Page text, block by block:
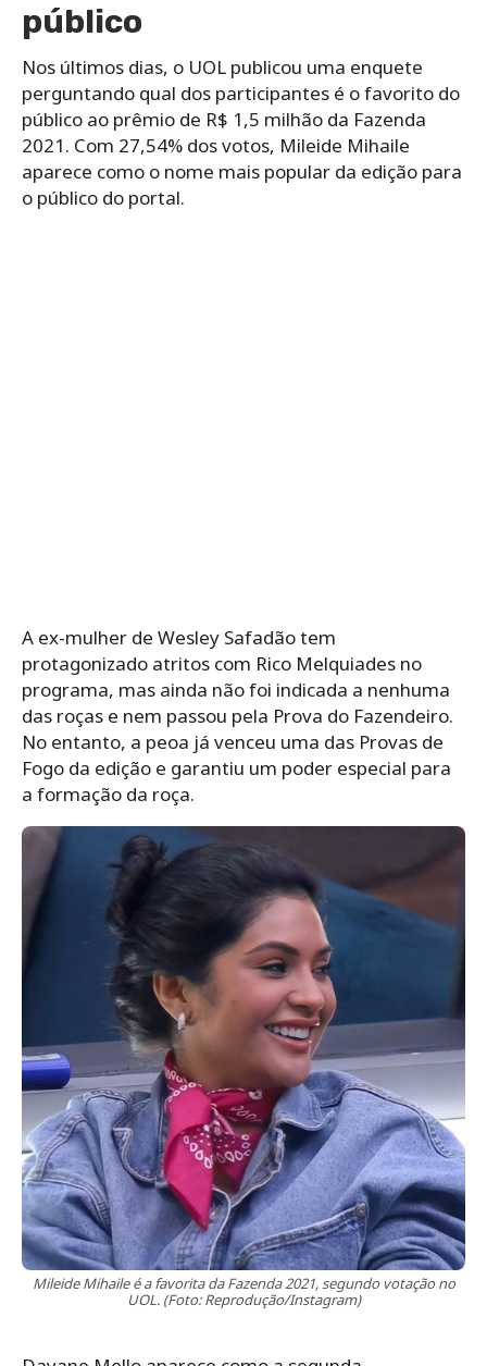
público
Nos últimos dias, o UOL publicou uma enquete
perguntando qual dos participantes é o favorito do
público ao prêmio de R$ 1,5 milhão da Fazenda
2021. Com 27,54% dos votos, Mileide Mihaile
aparece como o nome mais popular da edição para
o público do portal.
A ex-mulher de Wesley Safadão tem
protagonizado atritos com Rico Melquiades no
programa, mas ainda não foi indicada a nenhuma
das roças e nem passou pela Prova do Fazendeiro.
No entanto, a peoa já venceu uma das Provas de
Fogo da edição e garantiu um poder especial para
a formação da roça.
Mileide Mihaile é a favorita da Fazenda 2021, segundo votação no
UOL. (Foto: Reprodução/Instagram)